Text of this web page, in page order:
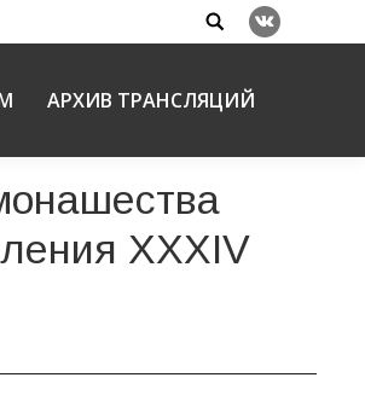
Search:
Вконтакте
АРХИВ ТРАНСЛЯЦИЙ
XXXIV